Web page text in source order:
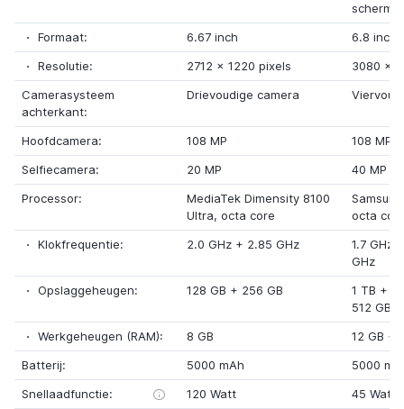
Formaat:
6.67 inch
6.8 inch
Resolutie:
2712 x 1220 pixels 3080 x
Camerasysteem
achterkant:
Drievoudige camera
Hoofdcamera: 108 MP
108 MP
Selfiecamera:
20 MP
40 MP
Processor:
MediaTek Dimensity 8100
Ultra, octa core
octa
Klokfrequentie:
2.0 GHz + 2.85 GHz 1.7 GHz
GHz
Opslaggeheugen:
128 GB + 256 GB 1 TB +
512 GB
Werkgeheugen (RAM):
8 GB 12 GB +
Batterij:
5000 mAh
5000
Snellaadfunctie:
120 Watt 45 Watt